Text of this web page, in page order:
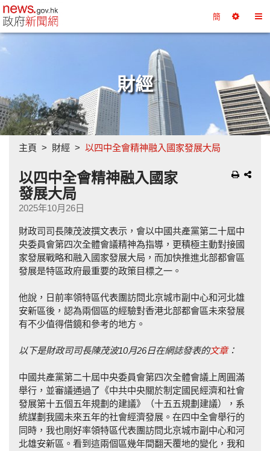
政府新聞網主頁 簡
擇
換
財經
主頁 財經 以四中全會精神融入國家發展大局
以四中全會精神融入國家
發展大局
2025年10月26日
財政司司長陳茂波撰文表示，會以中國共產黨第二十屆中
央委員會第四次全體會議精神為指導，更積極主動對接國
家發展戰略和融入國家發展大局，而加快推進北部都會區
發展是特區政府最重要的政策目標之一。
他說，日前率領特區代表團訪問北京城市副中心和河北雄
安新區後，認為兩個區的經驗對香港北部都會區未來發展
有不少值得借鏡和參考的地方。
以下是財政司司長陳茂波10月26日在網誌發表的文章：
中國共產黨第二十屆中央委員會第四次全體會議上周圓滿
舉行，並審議通過了《中共中央關於制定國民經濟和社會
發展第十五個五年規劃的建議》（十五五規劃建議），系
統謀劃我國未來五年的社會經濟發展。在四中全會舉行的
同時，我也剛好率領特區代表團訪問北京城市副中心和河
北雄安新區。看到這兩個區幾年間翻天覆地的變化，我和